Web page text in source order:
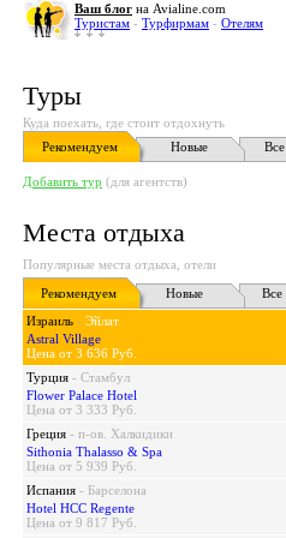
Ваш блог на Avialine.com
Туристам - Турфирмам - Отелям
Туры
Куда поехать, где стоит отдохнуть
Рекомендуем
Новые Все
Добавить тур (для агентств)
Места отдыха
Популярные места отдыха, отели
Рекомендуем
Новые
Все
Израиль - Эйлат
Astral Village
Цена от 3 636 Руб.
Турция - Стамбул
Flower Palace Hotel
Цена от 3 333 Руб.
Греция - п-ов. Халкидики
Sithonia Thalasso & Spa
Цена от 5 939 Руб.
Испания - Барселона
Hotel HCC Regente
Цена от 9 817 Руб.